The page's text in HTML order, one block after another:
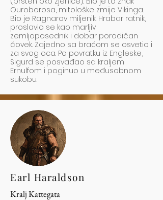
Ouroborosa, mitološke zmije Vikinga.
Bio je Ragnarov miljenik. Hrabar ratnik,
proslavio se kao marljiv
zemljoposednik i dobar porodičan
čovek. Zajedno sa braćom se osvetio i
za svog oca. Po povratku iz Engleske,
Sigurd se posvađao sa kraljem
Ernulfom i poginuo u međusobnom
sukobu.
Earl Haraldson
Kralj Kattegata